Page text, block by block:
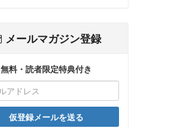
メールマガジン登録
無料・読者限定特典付き
仮登録メールを送る